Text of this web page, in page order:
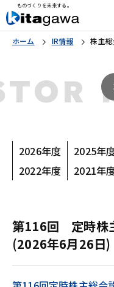
ものづくりを未来する。
ホーム IR情報 株主
2026年度 2025年
2022年度
2021年
第116回 定時株
(2026年6月26日)